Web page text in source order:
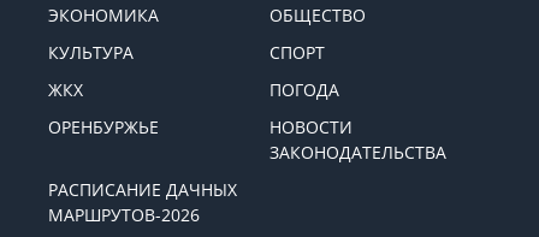
ЭКОНОМИКА
ОБЩЕСТВО
КУЛЬТУРА
СПОРТ
ЖКХ
ПОГОДА
ОРЕНБУРЖЬЕ
НОВОСТИ
ЗАКОНОДАТЕЛЬСТВА
РАСПИСАНИЕ ДАЧНЫХ
МАРШРУТОВ-2026